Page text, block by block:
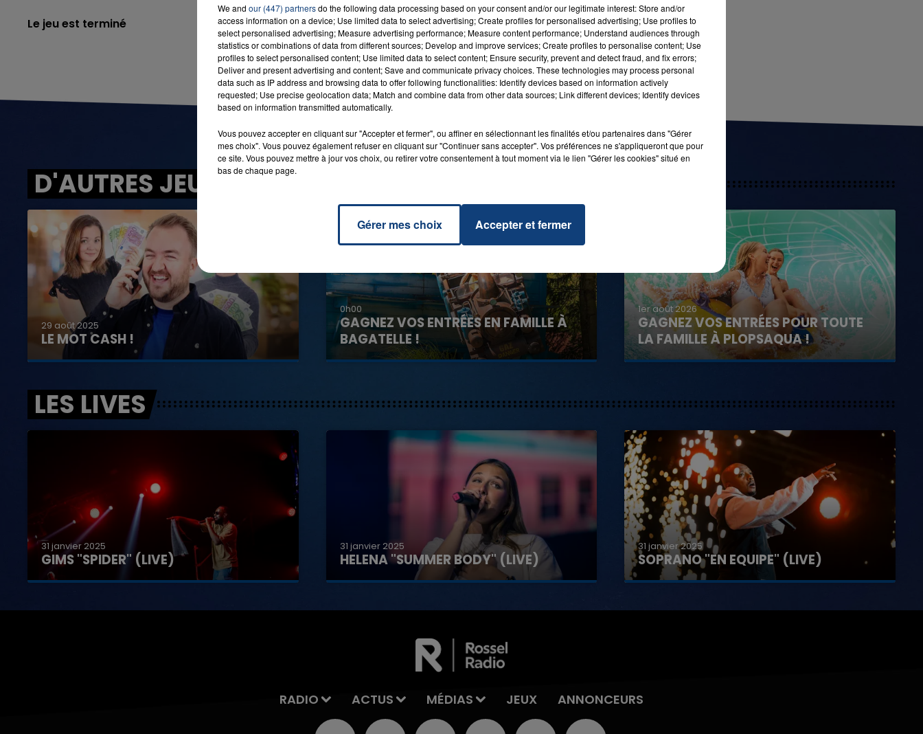
Le jeu est terminé
D'AUTRES JEUX
29 août 2025
LE MOT CASH !
0h00
GAGNEZ VOS ENTRÉES EN FAMILLE À
BAGATELLE !
1er août 2026
GAGNEZ VOS ENTRÉES POUR TOUTE
LA FAMILLE À PLOPSAQUA !
LES LIVES
31 janvier 2025
GIMS "SPIDER" (LIVE)
31 janvier 2025
HELENA "SUMMER BODY" (LIVE)
31 janvier 2025
SOPRANO "EN EQUIPE" (LIVE)
RADIO ACTUS MÉDIAS JEUX ANNONCEURS
We and our (447) partnersdo the following data processing based on your consent and/or our legitimate interest: Store and/or
access information on a device; Use limited data to select advertising; Create profiles for personalised advertising; Use profiles to
select personalised advertising; Measure advertising performance; Measure content performance; Understand audiences through
statistics or combinations of data from different sources; Develop and improve services; Create profiles to personalise content; Use
profiles to select personalised content; Use limited data to select content; Ensure security, prevent and detect fraud, and fix errors;
Deliver and present advertising and content; Save and communicate privacy choices. These technologies may process personal
data such as IP address and browsing data to offer following functionalities: Identify devices based on information actively
requested; Use precise geolocation data; Match and combine data from other data sources; Link different devices; Identify devices
based on information transmitted automatically.
Vous pouvez accepter en cliquant sur "Accepter et fermer", ou affiner en sélectionnant les finalités et/ou partenaires dans "Gérer
mes choix". Vous pouvez également refuser en cliquant sur "Continuer sans accepter". Vos préférences ne s'appliqueront que pour
ce site. Vous pouvez mettre à jour vos choix, ou retirer votre consentement à tout moment via le lien "Gérer les cookies" situé en
bas de chaque page.
Gérer mes choix Accepter et fermer